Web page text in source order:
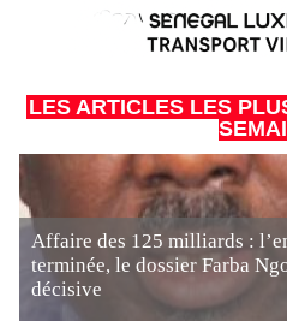
LES ARTICLES LES
Affaire des 125 milliards :
terminée, le dossier Farba
décisive